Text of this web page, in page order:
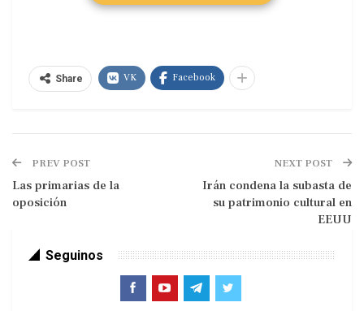
esta larga entrevista sobre Malvinas a 30 años
Lois Perez Leira – La Paco Urondo
¿Cuál es el balance que haces después de casi
Share VK Facebook
PREV POST
Las primarias de la
oposición
NEXT POST
Irán condena la subasta de
su patrimonio cultural en
EEUU
Seguinos